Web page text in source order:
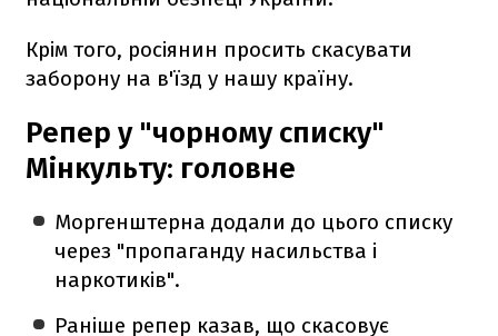
Крім того, росіянин просить скасувати
заборону на в'їзд у нашу країну.
Репер у "чорному списку"
Мінкульту: головне
Моргенштерна додали до цього списку
через "пропаганду насильства і
наркотиків".
Раніше репер казав, що скасовує